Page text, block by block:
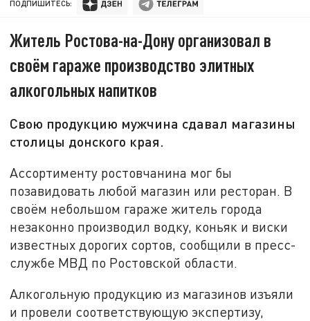
ПОДПИШИТЕСЬ:
Житель Ростова-на-Дону организовал в
своём гараже производство элитных
алкогольных напитков
Свою продукцию мужчина сдавал магазины
столицы донского края.
Ассортименту ростовчанина мог бы
позавидовать любой магазин или ресторан. В
своём небольшом гараже житель города
незаконно производил водку, коньяк и виски
известных дорогих сортов, сообщили в пресс-
службе МВД по Ростовской области.
Алкогольную продукцию из магазинов изъяли
и провели соответствующую экспертизу,